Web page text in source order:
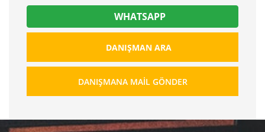
WHATSAPP
DANIŞMAN ARA
DANIŞMANA MAIL GÖNDER